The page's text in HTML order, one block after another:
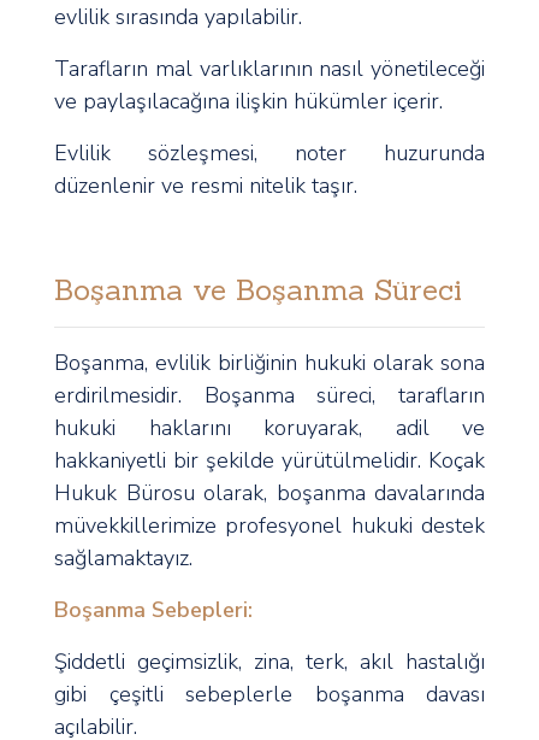
evlilik sırasında yapılabilir.
Tarafların mal varlıklarının nasıl yönetileceği
ve paylaşılacağına ilişkin hükümler içerir.
Evlilik sözleşmesi, noter huzurunda
düzenlenir ve resmi nitelik taşır.
Boşanma ve Boşanma Süreci
Boşanma, evlilik birliğinin hukuki olarak sona
erdirilmesidir. Boşanma süreci, tarafların
hukuki haklarını koruyarak, adil ve
hakkaniyetli bir şekilde yürütülmelidir. Koçak
Hukuk Bürosu olarak, boşanma davalarında
müvekkillerimize profesyonel hukuki destek
sağlamaktayız.
Boşanma Sebepleri:
Şiddetli geçimsizlik, zina, terk, akıl hastalığı
gibi çeşitli sebeplerle boşanma davası
açılabilir.